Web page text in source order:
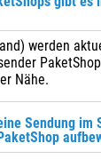
werden
Nähe.
Sendung im